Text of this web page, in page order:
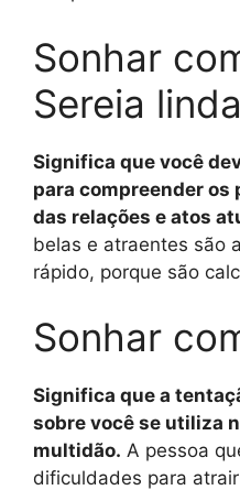
Sonhar
Sereia linda
Significa que você
para compreender
das relações e atos
belas e atraentes são
rápido, porque são
Sonhar
Significa que a
sobre você se utiliza
multidão. A pessoa
dificuldades para